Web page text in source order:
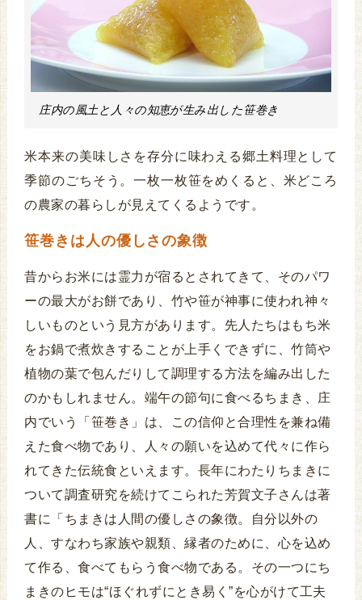
庄内の風土と人々の知恵が生み出した笹巻き
米本来の美味しさを存分に味わえる郷土料理として
季節のごちそう。一枚一枚笹をめくると、米どころ
の農家の暮らしが見えてくるようです。
笹巻きは人の優しさの象徴
昔からお米には霊力が宿るとされてきて、そのパワ
ーの最大がお餅であり、竹や笹が神事に使われ神々
しいものという見方があります。先人たちはもち米
をお鍋で煮炊きすることが上手くできずに、竹筒や
植物の葉で包んだりして調理する方法を編み出した
のかもしれません。端午の節句に食べるちまき、庄
内でいう「笹巻き」は、この信仰と合理性を兼ね備
えた食べ物であり、人々の願いを込めて代々に作ら
れてきた伝統食といえます。長年にわたりちまきに
ついて調査研究を続けてこられた芳賀文子さんは著
書に「ちまきは人間の優しさの象徴。自分以外の
人、すなわち家族や親類、縁者のために、心を込め
て作る、食べてもらう食べ物である。その一つにち
まきのヒモは“ほぐれずにとき易く”を心がけて工夫